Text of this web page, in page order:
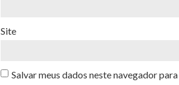
Site
Salvar meus dados neste navegador